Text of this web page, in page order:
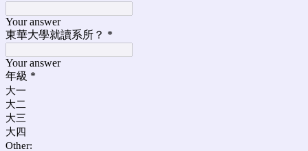
Your answer
東華大學就讀系所？ *
Your answer
年級 *
大一
大二
大三
大四
Other: